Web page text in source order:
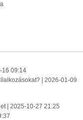
16 09:14
| 2026-01-09
| 2025-10-27 21:25